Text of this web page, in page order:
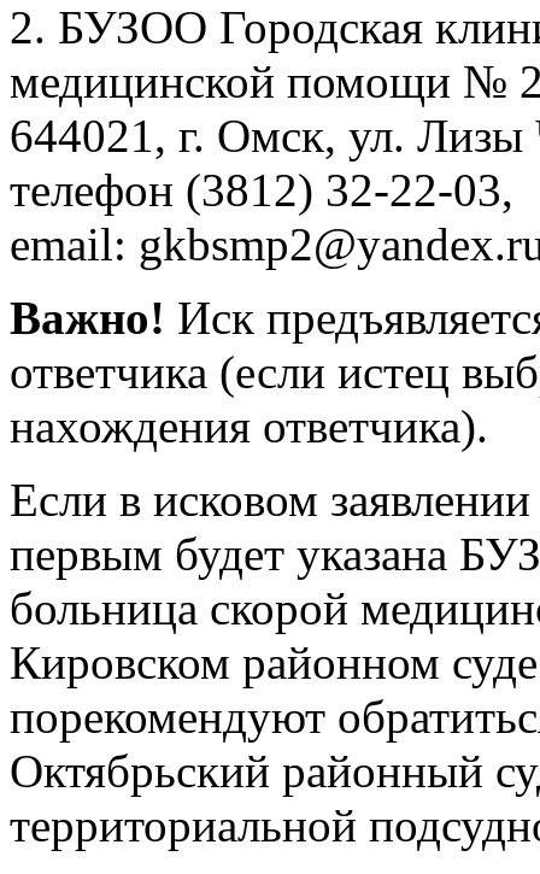
2. БУЗОО Городская
медицинской помощи №
644021, г. Омск, ул.
телефон (3812) 32-22-03,
email:
Важно! Иск
ответчика (если истец
нахождения ответчика).
Если в исковом
первым будет указана
больница скорой
Кировском районном
порекомендуют
Октябрьский районный
территориальной